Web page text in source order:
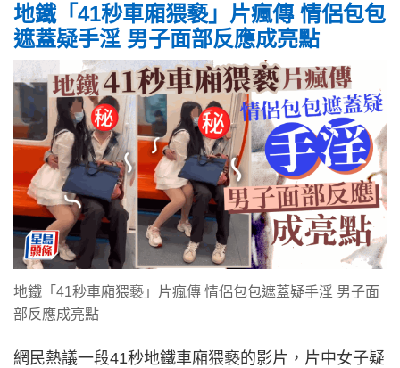
地鐵「41秒車廂猥褻」片瘋傳 情侶包包
遮蓋疑手淫 男子面部反應成亮點
地鐵「41秒車廂猥褻」片瘋傳 情侶包包遮蓋疑手淫 男子面
部反應成亮點
網民熱議一段41秒地鐵車廂猥褻的影片，片中女子疑